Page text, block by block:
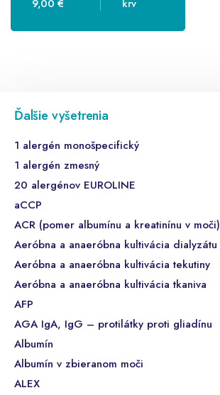
9,00 € krv
Ďalšie vyšetrenia
1 alergén monošpecifický
1 alergén zmesný
20 alergénov EUROLINE
aCCP
ACR (pomer albumínu a kreatinínu v moči)
Aeróbna a anaeróbna kultivácia dialyzátu
Aeróbna a anaeróbna kultivácia tekutiny
Aeróbna a anaeróbna kultivácia tkaniva
AFP
AGA IgA, IgG – protilátky proti gliadínu
Albumín
Albumín v zbieranom moči
ALEX